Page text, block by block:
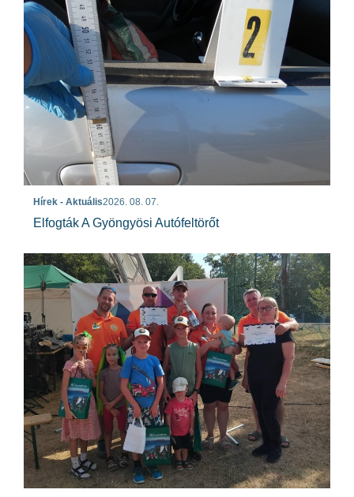
Hírek - Aktuális2026. 08. 07.
Elfogták A Gyöngyösi Autófeltörőt